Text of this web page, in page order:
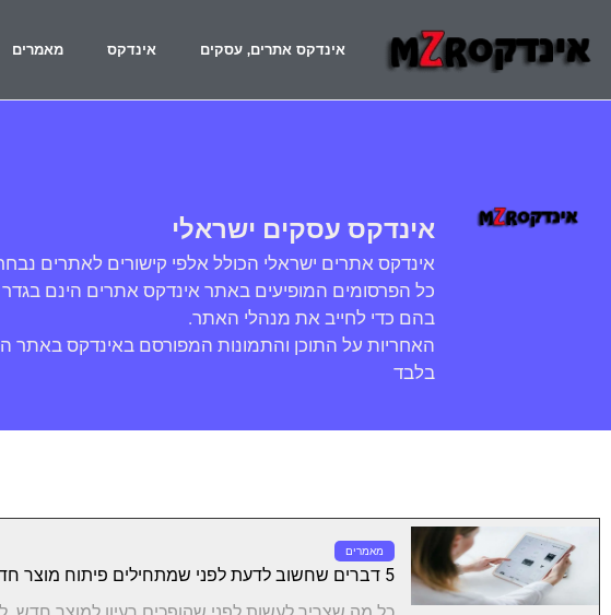
אינדקס אתרים, עסקים אינדקס מאמרים
אינדקס עסקים ישראלי
אינדקס אתרים ישראלי הכולל אלפי קישורים לאתרים
כל הפרסומים המופיעים באתר אינדקס אתרים הינם
בהם כדי לחייב את מנהלי האתר.
האחריות על התוכן והתמונות המפורסם באינדקס באתר
בלבד
מאמרים
5 דברים שחשוב לדעת לפני שמתחילים פיתוח מוצר חדש